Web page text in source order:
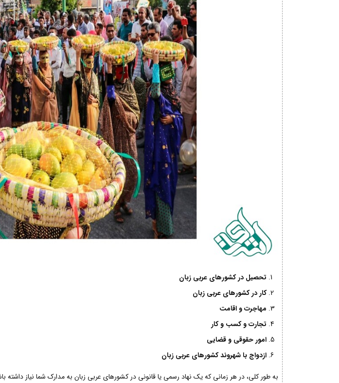
تحصیل در کشورهای عربی زبان
کار در کشورهای عربی زبان
مهاجرت و اقامت
تجارت و کسب و کار
امور حقوقی و قضایی
ازدواج با شهروند کشورهای عربی زبان
به طور کلی، در هر زمانی که یک نهاد رسمی یا قانونی در کشورهای عربی زبان به مدارک شما نیاز داشته